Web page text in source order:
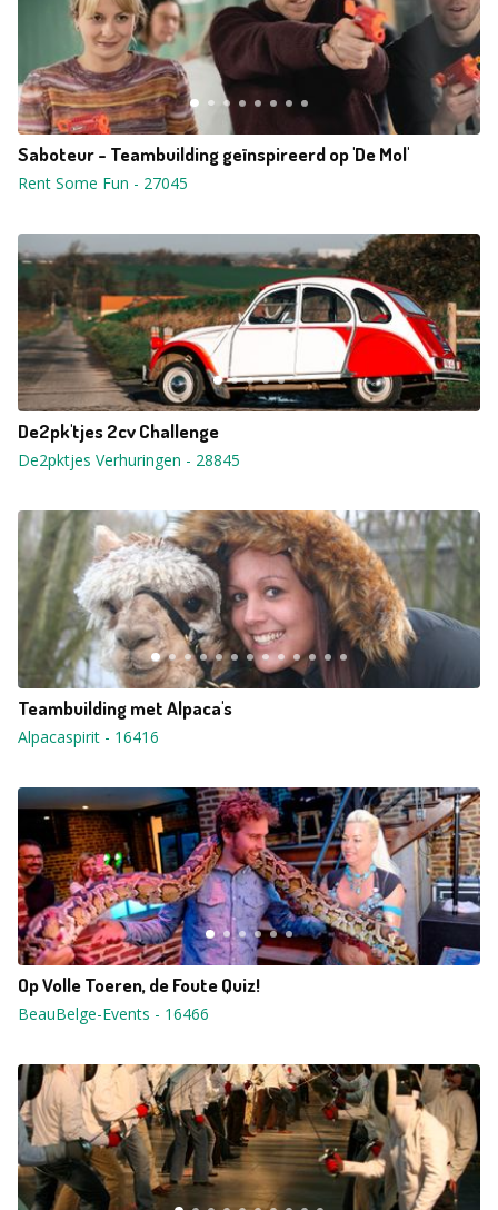
Saboteur - Teambuilding geïnspireerd op 'De Mol'
Rent Some Fun - 27045
De2pk'tjes 2cv Challenge
De2pktjes Verhuringen - 28845
Teambuilding met Alpaca's
Alpacaspirit - 16416
Op Volle Toeren, de Foute Quiz!
BeauBelge-Events - 16466